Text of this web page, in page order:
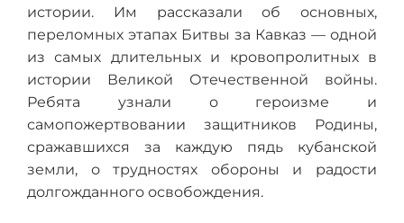
истории. Им рассказали об основных,
переломных этапах Битвы за Кавказ — одной
из самых длительных и кровопролитных в
истории Великой Отечественной войны.
Ребята узнали о героизме и
самопожертвовании защитников Родины,
сражавшихся за каждую пядь кубанской
земли, о трудностях обороны и радости
долгожданного освобождения.